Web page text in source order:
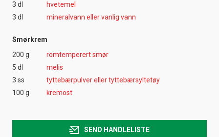
3 dl
hvetemel
3 dl
mineralvann eller vanlig vann
Smørkrem
200 g
romtemperert smør
5 dl
melis
3 ss
tyttebærpulver eller tyttebærsyltetøy
100 g
kremost
SEND HANDLELISTE